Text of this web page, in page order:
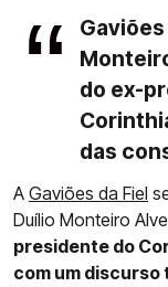
do ex-
das
A Gaviões da Fiel
Duílio Monteiro
presidente do
com um